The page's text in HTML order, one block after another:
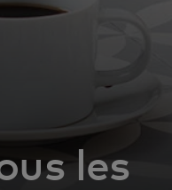
les